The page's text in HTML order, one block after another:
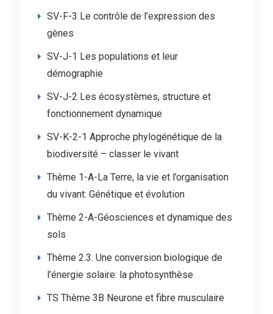
SV-F-3 Le contrôle de l’expression des
gènes
SV-J-1 Les populations et leur
démographie
SV-J-2 Les écosystèmes, structure et
fonctionnement dynamique
SV-K-2-1 Approche phylogénétique de la
biodiversité – classer le vivant
Thème 1-A-La Terre, la vie et l’organisation
du vivant: Génétique et évolution
Thème 2-A-Géosciences et dynamique des
sols
Thème 2.3. Une conversion biologique de
l’énergie solaire: la photosynthèse
TS Thème 3B Neurone et fibre musculaire